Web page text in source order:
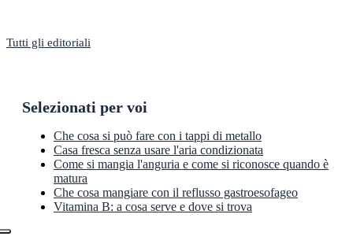
Tutti gli editoriali
Selezionati per voi
Che cosa si può fare con i tappi di metallo
Casa fresca senza usare l'aria condizionata
Come si mangia l'anguria e come si riconosce quando è
matura
Che cosa mangiare con il reflusso gastroesofageo
Vitamina B: a cosa serve e dove si trova